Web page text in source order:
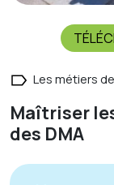
Les métiers
Maîtriser
des DMA